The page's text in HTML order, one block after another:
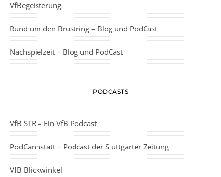
VfBegeisterung
Rund um den Brustring – Blog und PodCast
Nachspielzeit – Blog und PodCast
PODCASTS
VfB STR – Ein VfB Podcast
PodCannstatt – Podcast der Stuttgarter Zeitung
VfB Blickwinkel